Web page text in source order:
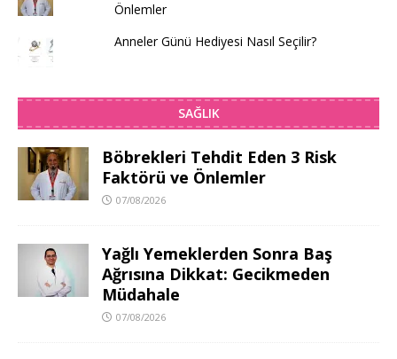
Önlemler
Anneler Günü Hediyesi Nasıl Seçilir?
SAĞLIK
Böbrekleri Tehdit Eden 3 Risk
Faktörü ve Önlemler
07/08/2026
Yağlı Yemeklerden Sonra Baş
Ağrısına Dikkat: Gecikmeden
Müdahale
07/08/2026